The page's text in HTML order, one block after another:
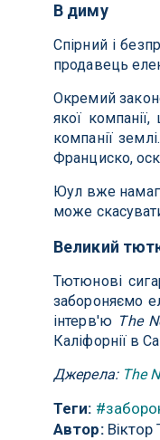
В диму
Спірний і
продавець
Окремий
якої
компанії
Франциско,
Юул вже
може
Великий
Тютюнові
забороняємо
інтерв'ю The
Каліфорнії в
Джерела: The
Теги:
Автор:Віктор